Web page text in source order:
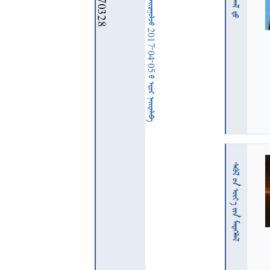
  